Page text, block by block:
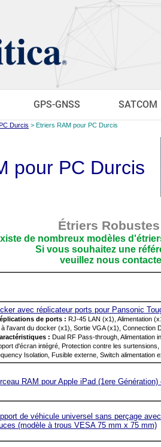
GPS-GNSS SATCOM
Durcis > Etriers RAM pour PC Durcis
pour PC Durcis
Étriers
de nombreux modèles
Si vous souhaitez une
veuillez nous
avec réplicateur ports pour Pansonic
de ports : RJ-45 LAN (x1), Alimentation
à l'avant du docker (x1), Sortie VGA (x1), Connection
: Dual RF Pass-through, Alimentation
d'écran intégré, Protection contre les
Isolation, Fusible externe, Switch alimentation
RAM pour Apple iPad (1ere
de véhicule universel sans perçage
(modèle à trous VESA 75 mm x 75 mm)